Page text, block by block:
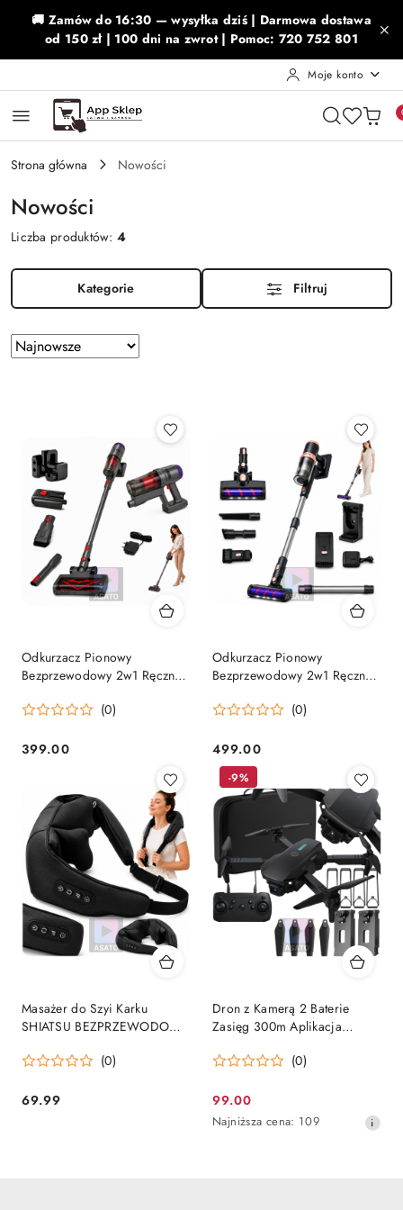
Przejdź do treści głównej
Przejdź do wyszukiwarki
Przejdź do moje konto
Przejdź do menu głównego
Przejdź do stopki
🚚 Zamów do 16:30 — wysyłka dziś | Darmowa dostawa
od 150 zł | 100 dni na zwrot | Pomoc: 720 752 801
Moje konto
Strona główna Nowości
Nowości
Liczba produktów:4
Kategorie Filtruj
Zastosowano
sortowanie:
Sortuj
według
Odkurzacz Pionowy
Bezprzewodowy 2w1 Ręczny
Uniwersalny
(0)
Cena:
399.00
Odkurzacz Pionowy
Bezprzewodowy 2w1 Ręczny z
(0)
Cena:
499.00
Masażer do Szyi Karku
SHIATSU BEZPRZEWODOWY
Ramion Premium Czarny
(0)
Cena:
69.99
Dron z Kamerą 2 Baterie
Zasięg 300m Aplikacja
(0)
Cena
promocyjna:
99.00
Najniższa
Najniższa cena: 109
-9%